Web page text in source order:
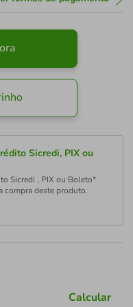
Sicredi, PIX ou
Sicredi , PIX ou Boleto*
compra deste produto.
Calcular